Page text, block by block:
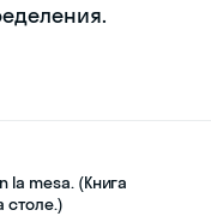
la mesa. (Книга
столе.)